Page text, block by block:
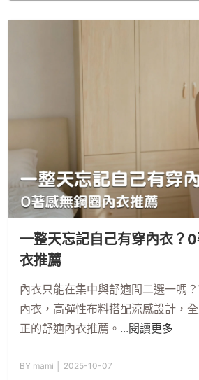
一整天忘記自己有穿內衣？
衣推薦
內衣只能在集中與舒適間二選一嗎
內衣，高彈性布料搭配涼感設計，
正的舒適內衣推薦。 ...閱讀更多
BY mami │ 2025-10-07